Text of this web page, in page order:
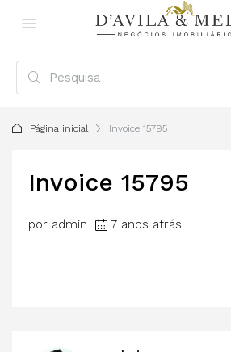
Página inicial Invoice 15795
Invoice 15795
por admin 7 anos atrás